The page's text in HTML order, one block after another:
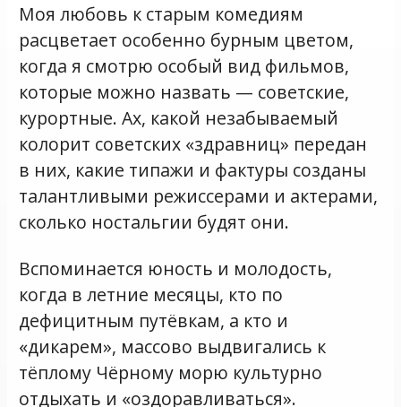
Моя любовь к старым комедиям
расцветает особенно бурным цветом,
когда я смотрю особый вид фильмов,
которые можно назвать — советские,
курортные. Ах, какой незабываемый
колорит советских «здравниц» передан
в них, какие типажи и фактуры созданы
талантливыми режиссерами и актерами,
сколько ностальгии будят они.
Вспоминается юность и молодость,
когда в летние месяцы, кто по
дефицитным путёвкам, а кто и
«дикарем», массово выдвигались к
тёплому Чёрному морю культурно
отдыхать и «оздоравливаться».